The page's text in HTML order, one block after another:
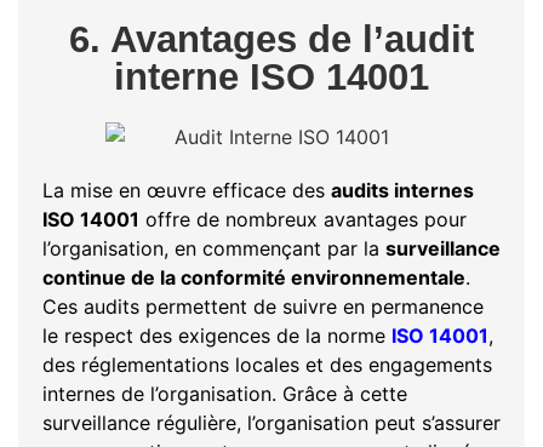
6. Avantages de l’audit
interne ISO 14001
La mise en œuvre efficace des audits internes
ISO 14001 offre de nombreux avantages pour
l’organisation, en commençant par la surveillance
continue de la conformité environnementale.
Ces audits permettent de suivre en permanence
le respect des exigences de la norme ISO 14001,
des réglementations locales et des engagements
internes de l’organisation. Grâce à cette
surveillance régulière, l’organisation peut s’assurer